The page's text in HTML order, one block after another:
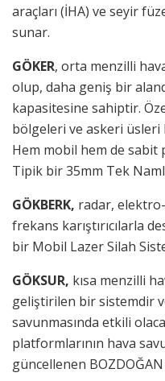
araçları (İHA) ve seyir
sunar.
GÖKER, orta menzilli
olup, daha geniş bir
kapasitesine sahiptir.
bölgeleri ve askeri
Hem mobil hem de
Tipik bir 35mm Tek
GÖKBERK, radar, elektro-
frekans karıştırıcılarla
bir Mobil Lazer Silah
GÖKSUR, kısa menzilli
geliştirilen bir sistemdir
savunmasında etkili
platformlarının hava
güncellenen